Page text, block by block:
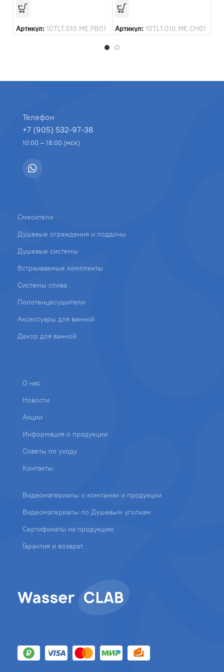
Артикул: 10TLT.010.ME.PB01 Артикул: 10TLT.010.ME.CH01
О нас
Новости
Акции
Информация о продукции
Советы по уходу
Контакты
Видеоматериалы о компании и продукции
Видеоматериалы по Душевым уголкам
Сертификаты на продукцию
Гарантия и возврат
Смесители
Душевые ограждения и поддоны
Душевые системы
Встраиваемые комплекты
Системы слива
Полотенцесушители
Аксессуары для ванной
Декор для ванной
Телефон
+7 (905) 532-97-38
10:00 — 18:00 (мск)